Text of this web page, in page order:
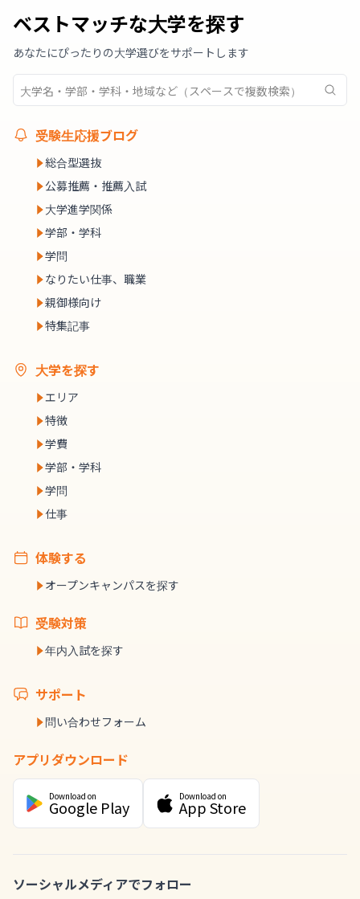
ベストマッチな大学を探す
あなたにぴったりの大学選びをサポートします
受験生応援ブログ
総合型選抜
公募推薦・推薦入試
大学進学関係
学部・学科
学問
なりたい仕事、職業
親御様向け
特集記事
大学を探す
エリア
特徴
学費
学部・学科
学問
仕事
体験する
オープンキャンパスを探す
受験対策
年内入試を探す
サポート
問い合わせフォーム
アプリダウンロード
Download on
Google Play
Download on
App Store
ソーシャルメディアでフォロー